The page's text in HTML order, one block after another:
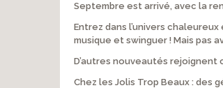
Septembre est arrivé, avec la
Entrez dans l’univers
musique et swinguer ! Mais pas
D’autres nouveautés rejoignent
Chez les Jolis Trop Beaux : des